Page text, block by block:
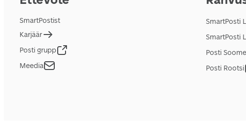
SmartPostist
Karjäär
Posti grupp
Meedia
SmartPosti
SmartPosti
Posti Soome
Posti Rootsi